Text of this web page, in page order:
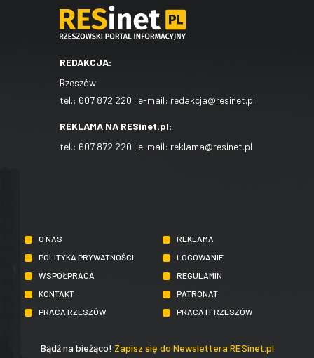
REDAKCJA:
Rzeszów
tel.: 607 872 220 | e-mail: redakcja@resinet.pl
REKLAMA NA RESinet.pl:
tel.: 607 872 220 | e-mail: reklama@resinet.pl
O NAS
REKLAMA
POLITYKA PRYWATNOŚCI
LOGOWANIE
WSPÓŁPRACA
REGULAMIN
KONTAKT
PATRONAT
PRACA RZESZÓW
PRACA IT RZESZÓW
Bądź na bieżąco! Zapisz się do Newslettera RESinet.pl